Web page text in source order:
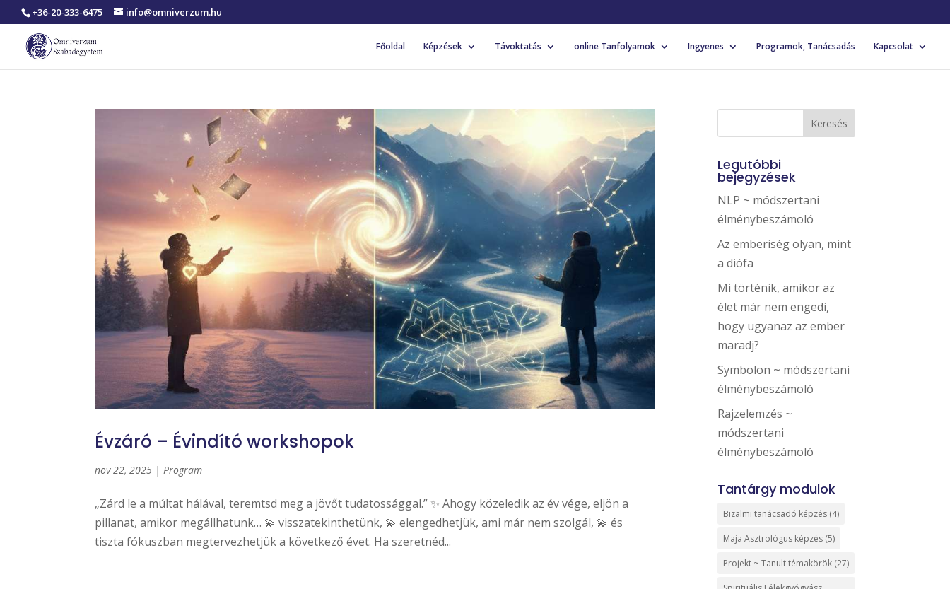
+36-20-333-6475 info@omniverzum.hu
Főoldal Képzések Távoktatás online Tanfolyamok Ingyenes Programok, Tanácsadás Kapcsolat
Évzáró – Évindító workshopok
nov 22, 2025 |Program
„Zárd le a múltat hálával, teremtsd meg a jövőt tudatossággal.” ✨ Ahogy közeledik az év vége, eljön a
pillanat, amikor megállhatunk… 💫 visszatekinthetünk, 💫 elengedhetjük, ami már nem szolgál, 💫 és
tiszta fókuszban megtervezhetjük a következő évet. Ha szeretnéd...
Legutóbbi
bejegyzések
NLP ~ módszertani
élménybeszámoló
Az emberiség olyan, mint
a diófa
Mi történik, amikor az
élet már nem engedi,
hogy ugyanaz az ember
maradj?
Symbolon ~ módszertani
élménybeszámoló
Rajzelemzés ~
módszertani
élménybeszámoló
Tantárgy modulok
Bizalmi tanácsadó képzés (4)
Maja Asztrológus képzés (5)
Projekt ~ Tanult témakörök (27)